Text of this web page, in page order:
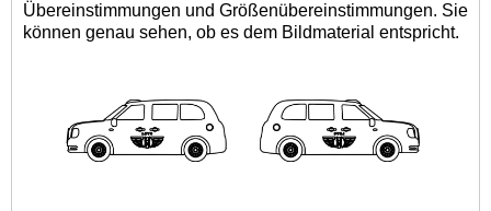
Übereinstimmungen und Größenübereinstimmungen. Sie
können genau sehen, ob es dem Bildmaterial entspricht.